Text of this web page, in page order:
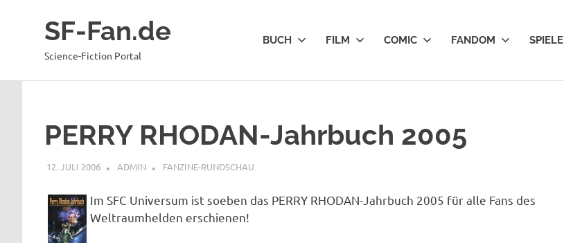
SF-Fan.de
Science-Fiction Portal
BUCH FILM COMIC FANDOM SPIELE
PERRY RHODAN-Jahrbuch 2005
12. JULI 2006 ADMIN FANZINE-RUNDSCHAU
Im SFC Universum ist soeben das PERRY RHODAN-Jahrbuch 2005 für alle Fans des
Weltraumhelden erschienen!